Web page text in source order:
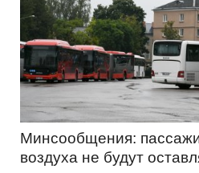
Минсообщения:
воздуха не будут